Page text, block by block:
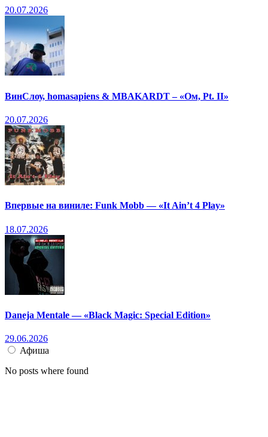
20.07.2026
ВинСлоу, homasapiens & MBAKARDT – «Ом, Pt. II»
20.07.2026
Впервые на виниле: Funk Mobb — «It Ain’t 4 Play»
18.07.2026
Daneja Mentale — «Black Magic: Special Edition»
29.06.2026
Афиша
No posts where found